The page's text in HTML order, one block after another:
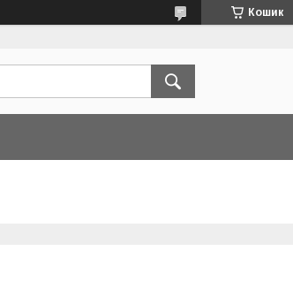
Кошик